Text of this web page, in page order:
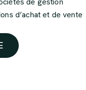
d’achat et de vente
varie en fonction de
par le fonds. Les